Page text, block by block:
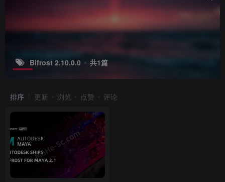
Bifrost 2.10.0.0 共1篇
排序 更新 浏览 点赞 评论